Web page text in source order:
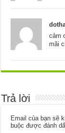
cảm
mãi
Trả lời
Email của bạn sẽ
buộc được đánh